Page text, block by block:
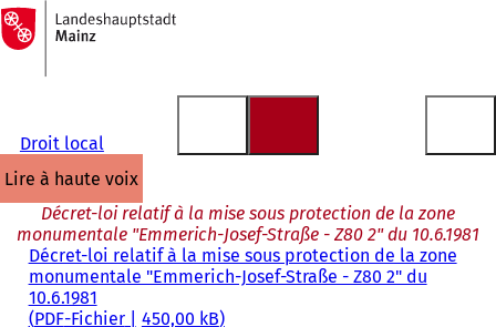
Accéder au contenu
Vers
la
page
d'accueil
Droit local
lire à haute voix
Décret-loi relatif à la mise sous protection de la zone
monumentale "Emmerich-Josef-Straße - Z80 2" du 10.6.1981
Décret-loi relatif à la mise sous protection de la zone
monumentale "Emmerich-Josef-Straße - Z80 2" du
10.6.1981
PDF-Fichier 450,00 kB